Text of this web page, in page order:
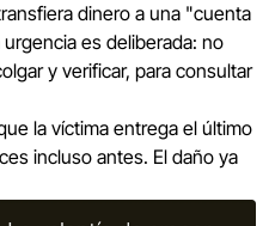
dinero a una "cuenta
es deliberada: no
y verificar, para consultar
la víctima entrega el último
incluso antes. El daño ya